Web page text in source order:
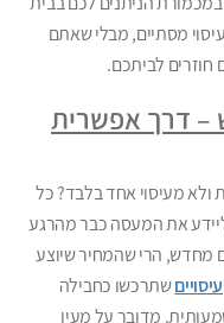
מסתיים, מבלי שאתם
לביתכם.
– דרך אפשרית
ולא מעיסוי אחד בלבד? כל
ליידע את המעסה כבר מהרגע
מחדש, הרי שהמחיר שיוצע
עיסוייםשתרכשו כחבילה
מדובר על מעין